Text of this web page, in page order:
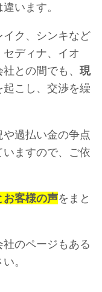
います。
ク、シンキなど
ディナ、イオ
との間でも、 現
こし、交渉を繰
過払い金の争点
ますので、ご依
お客様の声をまと
のページもある
。